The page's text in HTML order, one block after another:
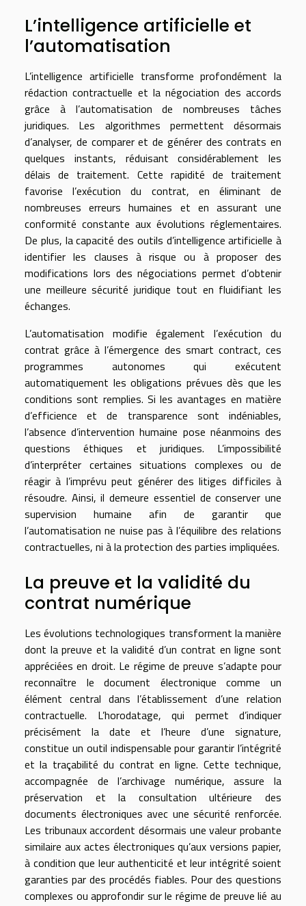
L’intelligence artificielle et
l’automatisation
L’intelligence artificielle transforme profondément la
rédaction contractuelle et la négociation des accords
grâce à l’automatisation de nombreuses tâches
juridiques. Les algorithmes permettent désormais
d’analyser, de comparer et de générer des contrats en
quelques instants, réduisant considérablement les
délais de traitement. Cette rapidité de traitement
favorise l’exécution du contrat, en éliminant de
nombreuses erreurs humaines et en assurant une
conformité constante aux évolutions réglementaires.
De plus, la capacité des outils d’intelligence artificielle à
identifier les clauses à risque ou à proposer des
modifications lors des négociations permet d’obtenir
une meilleure sécurité juridique tout en fluidifiant les
échanges.
L’automatisation modifie également l’exécution du
contrat grâce à l’émergence des smart contract, ces
programmes autonomes qui exécutent
automatiquement les obligations prévues dès que les
conditions sont remplies. Si les avantages en matière
d’efficience et de transparence sont indéniables,
l’absence d’intervention humaine pose néanmoins des
questions éthiques et juridiques. L’impossibilité
d’interpréter certaines situations complexes ou de
réagir à l’imprévu peut générer des litiges difficiles à
résoudre. Ainsi, il demeure essentiel de conserver une
supervision humaine afin de garantir que
l’automatisation ne nuise pas à l’équilibre des relations
contractuelles, ni à la protection des parties impliquées.
La preuve et la validité du
contrat numérique
Les évolutions technologiques transforment la manière
dont la preuve et la validité d’un contrat en ligne sont
appréciées en droit. Le régime de preuve s’adapte pour
reconnaître le document électronique comme un
élément central dans l’établissement d’une relation
contractuelle. L’horodatage, qui permet d’indiquer
précisément la date et l’heure d’une signature,
constitue un outil indispensable pour garantir l’intégrité
et la traçabilité du contrat en ligne. Cette technique,
accompagnée de l’archivage numérique, assure la
préservation et la consultation ultérieure des
documents électroniques avec une sécurité renforcée.
Les tribunaux accordent désormais une valeur probante
similaire aux actes électroniques qu’aux versions papier,
à condition que leur authenticité et leur intégrité soient
garanties par des procédés fiables. Pour des questions
complexes ou approfondir sur le régime de preuve lié au